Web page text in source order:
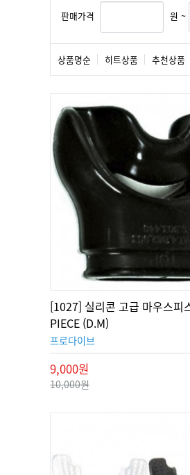
판매가격 원 ~
상품명순 히트상품 추천상품
[1027] 실리콘 고급 마우스피
PIECE (D.M)
프로다이브
9,000원
10,000원